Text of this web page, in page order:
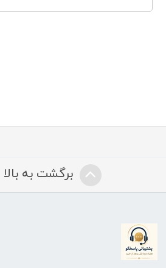
برگشت به بالا